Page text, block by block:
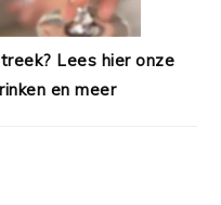
Lees hier onze
en meer